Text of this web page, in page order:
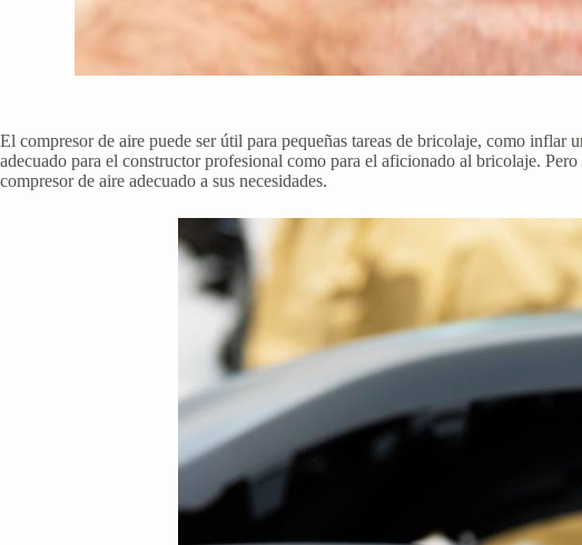
El compresor de aire puede ser útil para pequeñas tareas de bricolaje, como
adecuado para el constructor profesional como para el aficionado al bricolaje.
compresor de aire adecuado a sus necesidades.